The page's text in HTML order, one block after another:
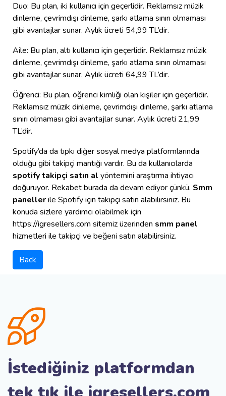
Duo: Bu plan, iki kullanıcı için geçerlidir. Reklamsız müzik
dinleme, çevrimdışı dinleme, şarkı atlama sınırı olmaması
gibi avantajlar sunar. Aylık ücreti 54,99 TL’dir.
Aile: Bu plan, altı kullanıcı için geçerlidir. Reklamsız müzik
dinleme, çevrimdışı dinleme, şarkı atlama sınırı olmaması
gibi avantajlar sunar. Aylık ücreti 64,99 TL’dir.
Öğrenci: Bu plan, öğrenci kimliği olan kişiler için geçerlidir.
Reklamsız müzik dinleme, çevrimdışı dinleme, şarkı atlama
sınırı olmaması gibi avantajlar sunar. Aylık ücreti 21,99
TL’dir.
Spotify’da da tıpkı diğer sosyal medya platformlarında
olduğu gibi takipçi mantığı vardır. Bu da kullanıcılarda
spotify takipçi satın al yöntemini araştırma ihtiyacı
doğuruyor. Rekabet burada da devam ediyor çünkü. Smm
panellerile Spotify için takipçi satın alabilirsiniz. Bu
konuda sizlere yardımcı olabilmek için
https://igresellers.com sitemiz üzerinden smm panel
hizmetleri ile takipçi ve beğeni satın alabilirsiniz.
Back
İstediğiniz platformdan